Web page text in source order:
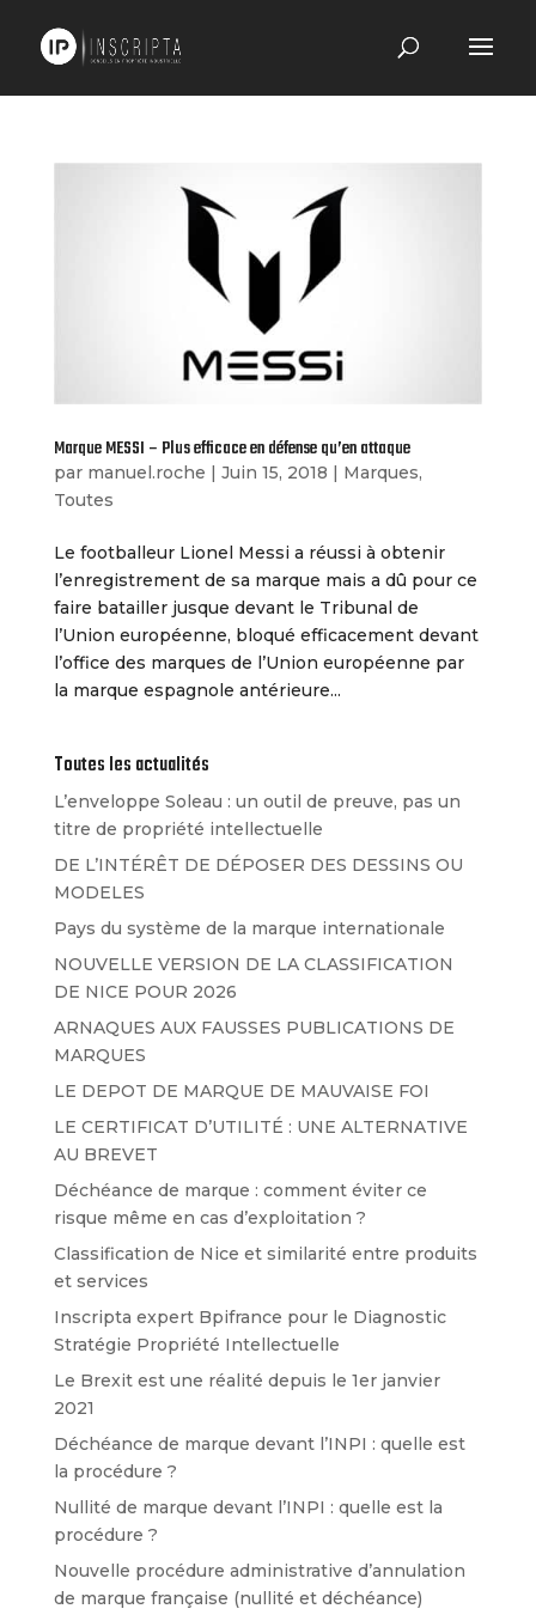
Marque MESSI – Plus efficace en défense qu’en attaque
par manuel.roche | Juin 15, 2018 | Marques,
Toutes
Le footballeur Lionel Messi a réussi à obtenir
l’enregistrement de sa marque mais a dû pour ce
faire batailler jusque devant le Tribunal de
l’Union européenne, bloqué efficacement devant
l’office des marques de l’Union européenne par
la marque espagnole antérieure...
Toutes les actualités
L’enveloppe Soleau : un outil de preuve, pas un
titre de propriété intellectuelle
DE L’INTÉRÊT DE DÉPOSER DES DESSINS OU
MODELES
Pays du système de la marque internationale
NOUVELLE VERSION DE LA CLASSIFICATION
DE NICE POUR 2026
ARNAQUES AUX FAUSSES PUBLICATIONS DE
MARQUES
LE DEPOT DE MARQUE DE MAUVAISE FOI
LE CERTIFICAT D’UTILITÉ : UNE ALTERNATIVE
AU BREVET
Déchéance de marque : comment éviter ce
risque même en cas d’exploitation ?
Classification de Nice et similarité entre produits
et services
Inscripta expert Bpifrance pour le Diagnostic
Stratégie Propriété Intellectuelle
Le Brexit est une réalité depuis le 1er janvier
2021
Déchéance de marque devant l’INPI : quelle est
la procédure ?
Nullité de marque devant l’INPI : quelle est la
procédure ?
Nouvelle procédure administrative d’annulation
de marque française (nullité et déchéance)